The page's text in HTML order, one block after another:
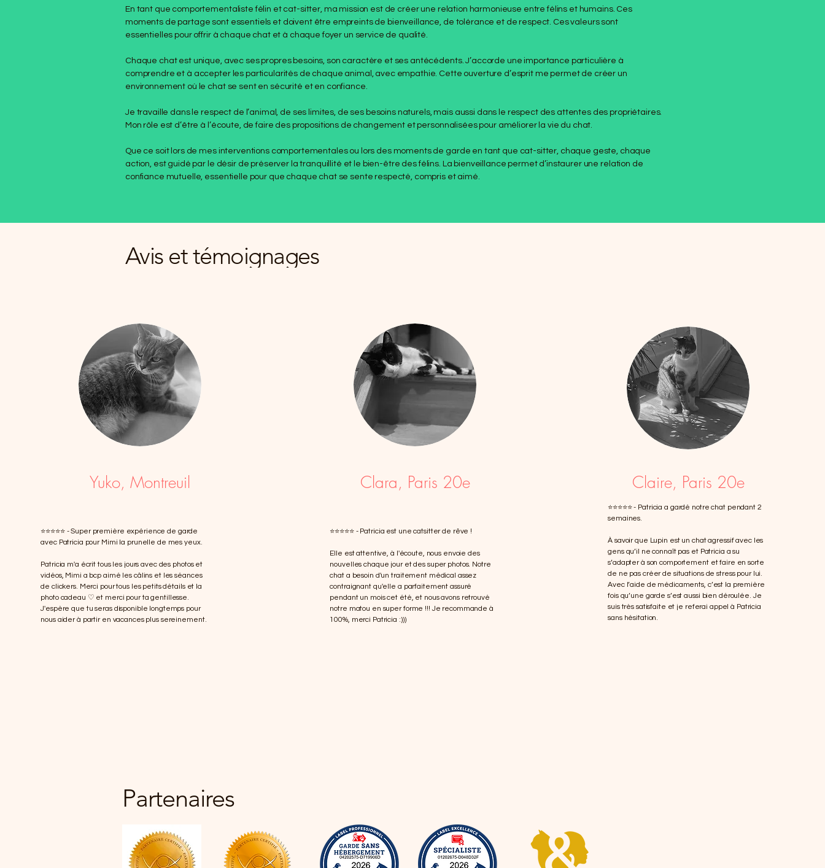
En tant que comportementaliste félin et cat-sitter, ma mission est de créer une relation harmonieuse entre félins et humains. Ces
moments de partage sont essentiels et doivent être empreints de bienveillance, de tolérance et de respect. Ces valeurs sont
essentielles pour offrir à chaque chat et à chaque foyer un service de qualité.
Chaque chat est unique, avec ses propres besoins, son caractère et ses antécédents. J’accorde une importance particulière à
comprendre et à accepter les particularités de chaque animal, avec empathie. Cette ouverture d’esprit me permet de créer un
environnement où le chat se sent en sécurité et en confiance.
Je travaille dans le respect de l’animal, de ses limites, de ses besoins naturels, mais aussi dans le respect des attentes des propriétaires.
Mon rôle est d’être à l’écoute, de faire des propositions de changement et personnalisées pour améliorer la vie du chat.
Que ce soit lors de mes interventions comportementales ou lors des moments de garde en tant que cat-sitter, chaque geste, chaque
action, est guidé par le désir de préserver la tranquillité et le bien-être des félins. La bienveillance permet d’instaurer une relation de
confiance mutuelle, essentielle pour que chaque chat se sente respecté, compris et aimé.
Avis et témoignages
Yuko, Montreuil
⭐️⭐️⭐️⭐️⭐️ - Super première expérience de garde
avec Patricia pour Mimi la prunelle de mes yeux.
Patricia m'a écrit tous les jours avec des photos et
vidéos, Mimi a bcp aimé les câlins et les séances
de clickers. Merci pour tous les petits détails et la
photo cadeau ♡ et merci pour ta gentillesse.
J'espère que tu seras disponible longtemps pour
nous aider à partir en vacances plus sereinement.
Clara, Paris 20e
⭐️⭐️⭐️⭐️⭐️ - Patricia est une catsitter de rêve !
Elle est attentive, à l'écoute, nous envoie des
nouvelles chaque jour et des super photos. Notre
chat a besoin d'un traitement médical assez
contraignant qu'elle a parfaitement assuré
pendant un mois cet été, et nous avons retrouvé
notre matou en super forme !!! Je recommande à
100%, merci Patricia :)))
Claire, Paris 20e
⭐️⭐️⭐️⭐️⭐️- Patricia a gardé notre chat pendant 2
semaines.
À savoir que Lupin est un chat agressif avec les
gens qu’il ne connaît pas et Patricia a su
s’adapter à son comportement et faire en sorte
de ne pas créer de situations de stress pour lui.
Avec l’aide de médicaments, c’est la première
fois qu’une garde s’est aussi bien déroulée. Je
suis très satisfaite et je referai appel à Patricia
sans hésitation.
Partenaires